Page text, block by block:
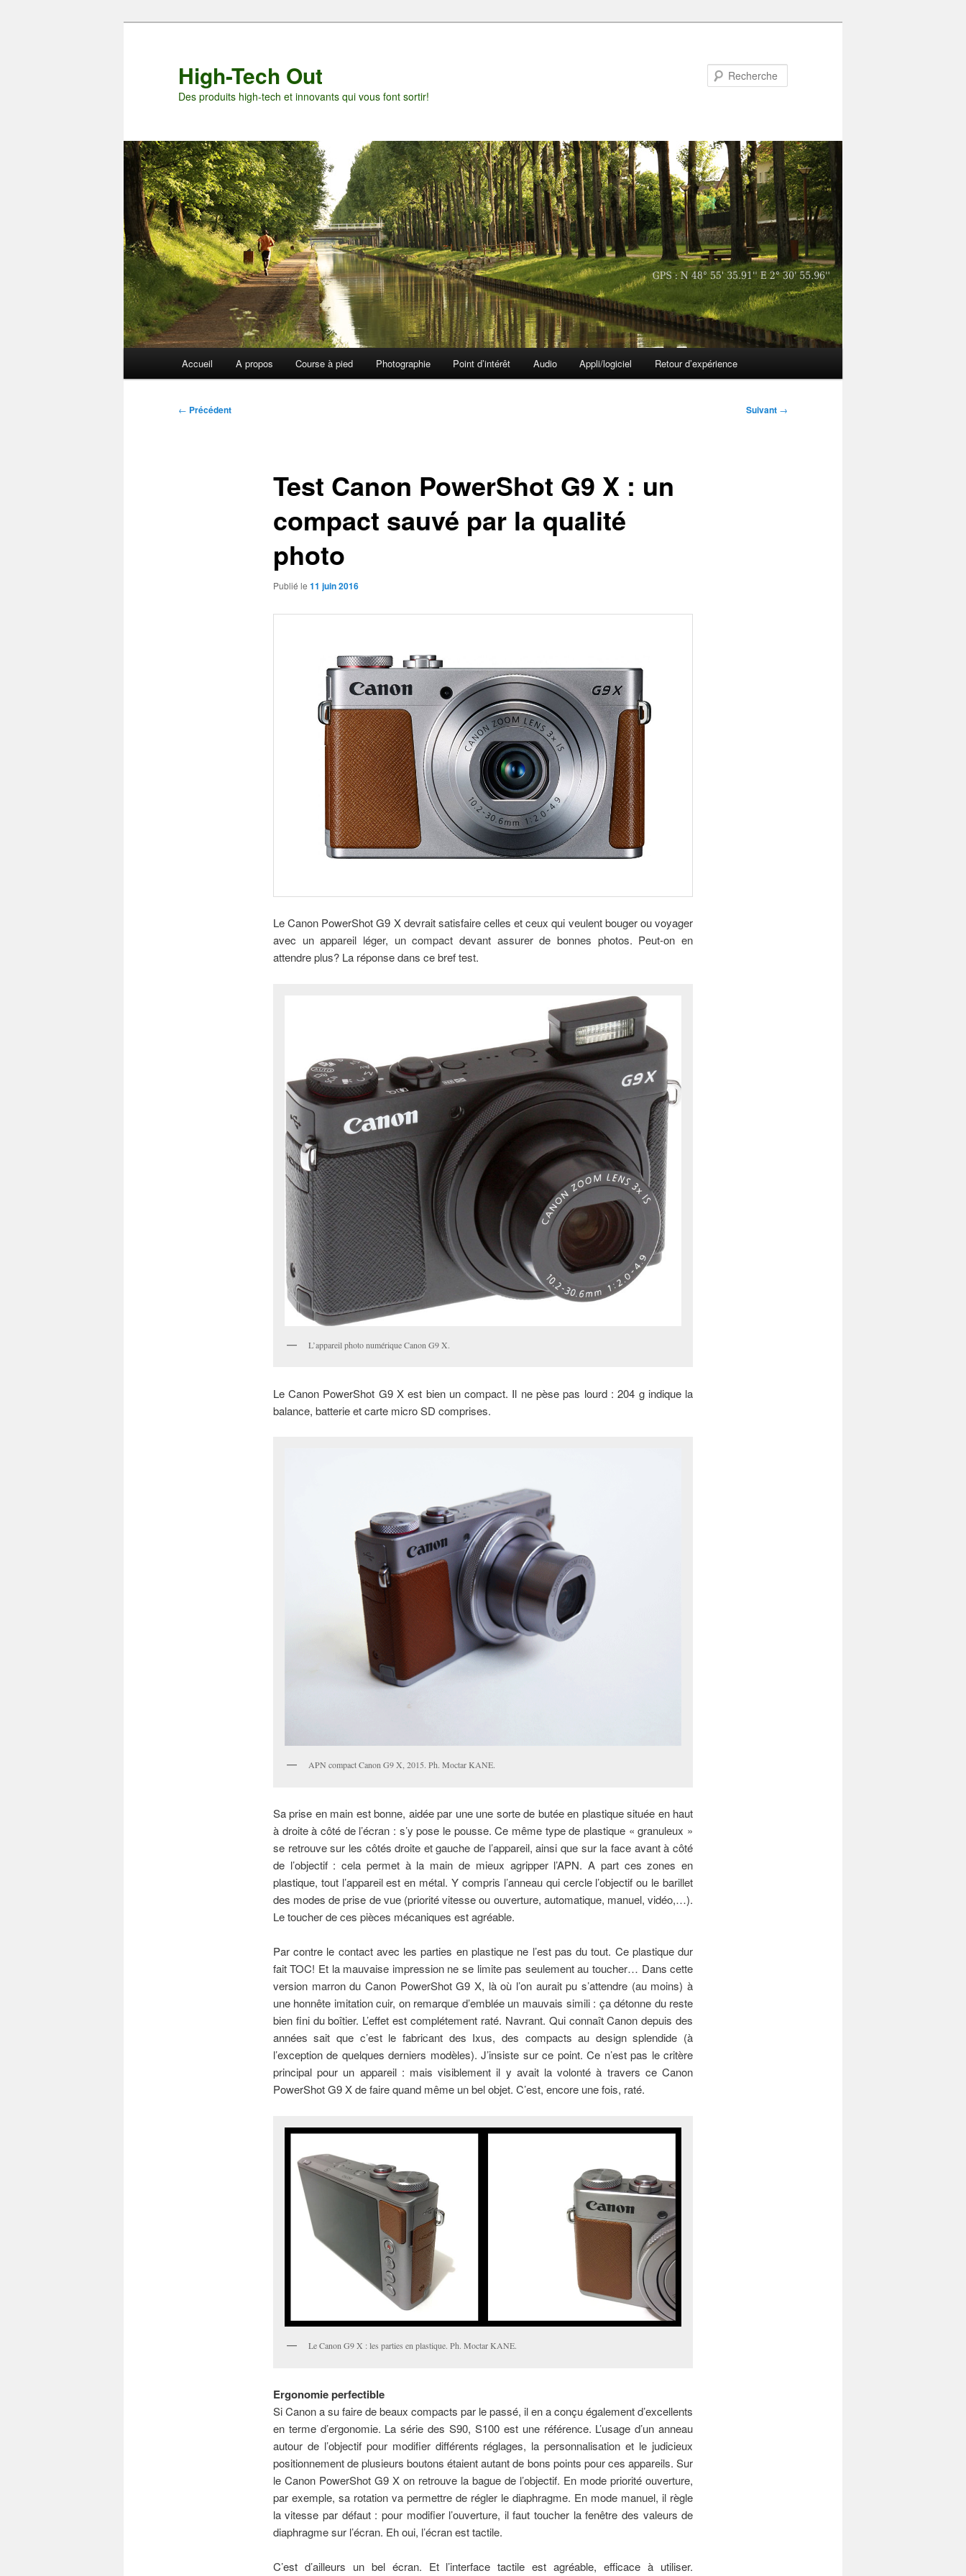
High-Tech Out
Des produits high-tech et innovants qui vous font sortir!
Accueil A propos Course à pied Photographie Point d’intérêt Audio Appli/logiciel Retour d’expérience
Navigation
← Précédent Suivant →
Test Canon PowerShot G9 X : un
compact sauvé par la qualité
photo
Publié le 11 juin 2016
Le Canon PowerShot G9 X devrait satisfaire celles et ceux qui veulent bouger ou voyager
avec un appareil léger, un compact devant assurer de bonnes photos. Peut-on en
attendre plus? La réponse dans ce bref test.
L’appareil photo numérique Canon G9 X.
Le Canon PowerShot G9 X est bien un compact. Il ne pèse pas lourd : 204 g indique la
balance, batterie et carte micro SD comprises.
APN compact Canon G9 X, 2015. Ph. Moctar KANE.
Sa prise en main est bonne, aidée par une une sorte de butée en plastique située en haut
à droite à côté de l’écran : s’y pose le pousse. Ce même type de plastique « granuleux »
se retrouve sur les côtés droite et gauche de l’appareil, ainsi que sur la face avant à côté
de l’objectif : cela permet à la main de mieux agripper l’APN. A part ces zones en
plastique, tout l’appareil est en métal. Y compris l’anneau qui cercle l’objectif ou le barillet
des modes de prise de vue (priorité vitesse ou ouverture, automatique, manuel, vidéo,…).
Le toucher de ces pièces mécaniques est agréable.
Par contre le contact avec les parties en plastique ne l’est pas du tout. Ce plastique dur
fait TOC! Et la mauvaise impression ne se limite pas seulement au toucher… Dans cette
version marron du Canon PowerShot G9 X, là où l’on aurait pu s’attendre (au moins) à
une honnête imitation cuir, on remarque d’emblée un mauvais simili : ça détonne du reste
bien fini du boîtier. L’effet est complétement raté. Navrant. Qui connaît Canon depuis des
années sait que c’est le fabricant des Ixus, des compacts au design splendide (à
l’exception de quelques derniers modèles). J’insiste sur ce point. Ce n’est pas le critère
principal pour un appareil : mais visiblement il y avait la volonté à travers ce Canon
PowerShot G9 X de faire quand même un bel objet. C’est, encore une fois, raté.
Le Canon G9 X : les parties en plastique. Ph. Moctar KANE.
Ergonomie perfectible
Si Canon a su faire de beaux compacts par le passé, il en a conçu également d’excellents
en terme d’ergonomie. La série des S90, S100 est une référence. L’usage d’un anneau
autour de l’objectif pour modifier différents réglages, la personnalisation et le judicieux
positionnement de plusieurs boutons étaient autant de bons points pour ces appareils. Sur
le Canon PowerShot G9 X on retrouve la bague de l’objectif. En mode priorité ouverture,
par exemple, sa rotation va permettre de régler le diaphragme. En mode manuel, il règle
la vitesse par défaut : pour modifier l’ouverture, il faut toucher la fenêtre des valeurs de
diaphragme sur l’écran. Eh oui, l’écran est tactile.
C’est d’ailleurs un bel écran. Et l’interface tactile est agréable, efficace à utiliser.